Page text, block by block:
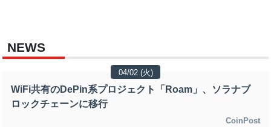
NEWS
04/02 (火)
WiFi共有のDePin系プロジェクト「Roam」、ソラナブ
ロックチェーンに移行
CoinPost